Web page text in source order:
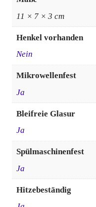
11 × 7 × 3 cm
Henkel vorhanden
Nein
Mikrowellenfest
Ja
Bleifreie Glasur
Ja
Spülmaschinenfest
Ja
Hitzebeständig